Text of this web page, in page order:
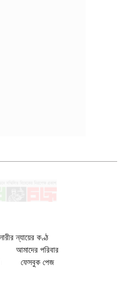
ন্যায়ের কণ্ঠ
আমাদের পরিবার
ফেসবুক পেজ